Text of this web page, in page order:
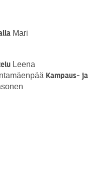
Mari
Leena
Kampaus- ja